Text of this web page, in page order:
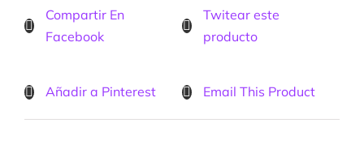
Compartir En
Facebook
Twitear este
producto
Añadir a Pinterest Email This Product